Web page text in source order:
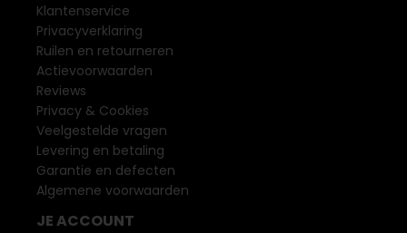
Klantenservice
Privacyverklaring
Ruilen en retourneren
Actievoorwaarden
Reviews
Privacy & Cookies
Veelgestelde vragen
Levering en betaling
Garantie en defecten
Algemene voorwaarden
JE ACCOUNT